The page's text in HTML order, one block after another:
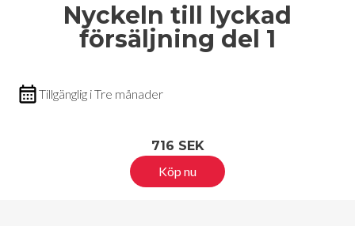
Nyckeln till lyckad
försäljning del 1
Tillgänglig i Tre månader
716 SEK
Köp nu